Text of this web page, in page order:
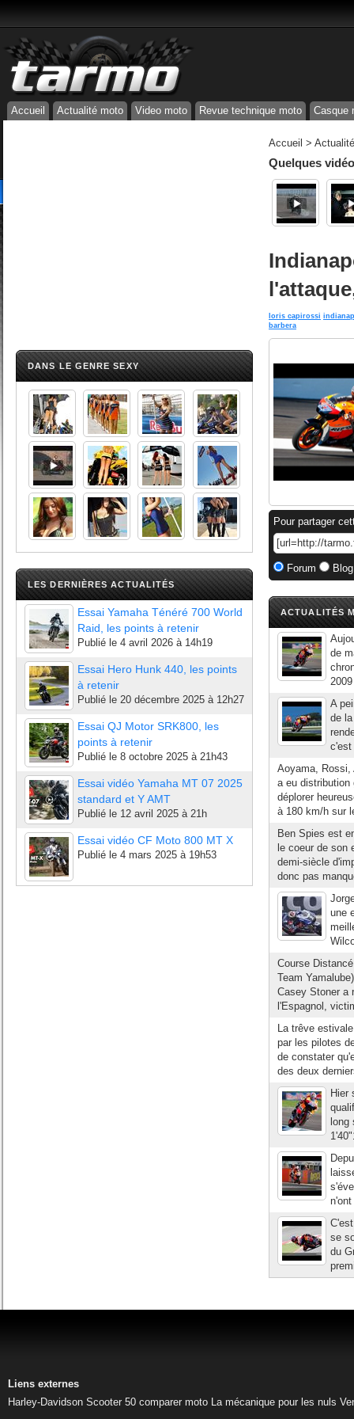
Accueil Actualité moto Video moto Revue technique moto Casque
DANS LE GENRE SEXY
LES DERNIÈRES ACTUALITÉS
Essai Yamaha Ténéré 700 World
Raid, les points à retenir
Publié le 4 avril 2026 à 14h19
Essai Hero Hunk 440, les points
à retenir
Publié le 20 décembre 2025 à 12h27
Essai QJ Motor SRK800, les
points à retenir
Publié le 8 octobre 2025 à 21h43
Essai vidéo Yamaha MT 07 2025
standard et Y AMT
Publié le 12 avril 2025 à 21h
Essai vidéo CF Moto 800 MT X
Publié le 4 mars 2025 à 19h53
Accueil >
Quelques
loris capirossi
barbera
Pour partager
Forum
ACTUALITÉS
de
A
de
c'est
Aoyama, Rossi,
a eu distribution
déplorer
à 180 km/h sur
Ben Spies est
le coeur de son
demi-siècle
donc pas
une
Course
Team
Casey Stoner a
l'Espagnol,
La trêve
par les pilotes
de constater
des deux
Hier
se
du
Liens externes
Harley-Davidson Scooter 50 comparer moto La mécanique pour les nuls